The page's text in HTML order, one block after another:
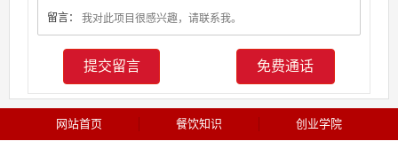
留言：
免费通话
网站首页 餐饮知识 创业学院